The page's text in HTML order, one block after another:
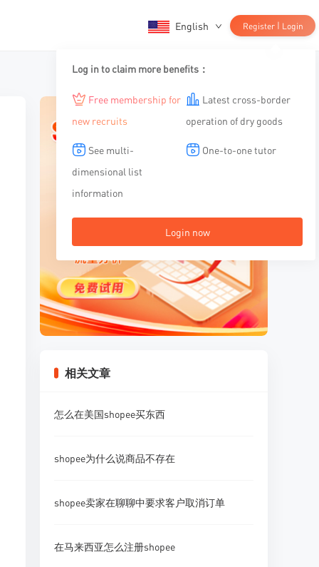
English Register | Login
Log in to claim more benefits：
Free membership for
new recruits
Latest cross-border
operation of dry goods
See multi-
dimensional list
information
One-to-one tutor
Login now
相关文章
怎么在美国shopee买东西
shopee为什么说商品不存在
shopee卖家在聊聊中要求客户取消订单
在马来西亚怎么注册shopee